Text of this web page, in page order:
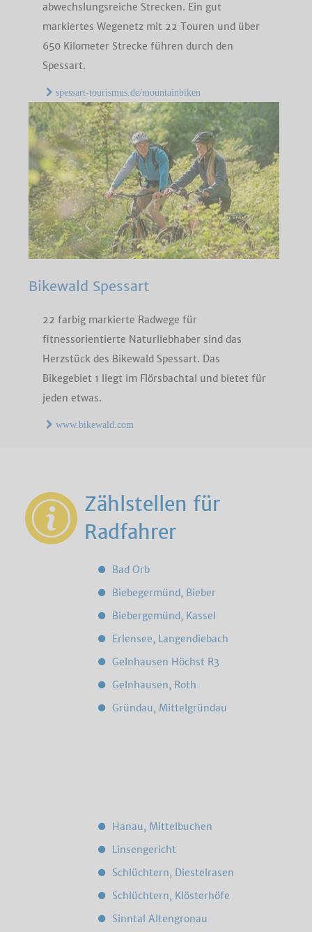
abwechslungsreiche Strecken. Ein gut
markiertes Wegenetz mit 22 Touren und über
650 Kilometer Strecke führen durch den
Spessart.
spessart-tourismus.de/mountainbiken
Bikewald Spessart
22 farbig markierte Radwege für
fitnessorientierte Naturliebhaber sind das
Herzstück des Bikewald Spessart. Das
Bikegebiet 1 liegt im Flörsbachtal und bietet für
jeden etwas.
www.bikewald.com
Zählstellen für
Radfahrer
Bad Orb
Biebegermünd, Bieber
Biebergemünd, Kassel
Erlensee, Langendiebach
Gelnhausen Höchst R3
Gelnhausen, Roth
Gründau, Mittelgründau
Hanau, Mittelbuchen
Linsengericht
Schlüchtern, Diestelrasen
Schlüchtern, Klösterhöfe
Sinntal Altengronau